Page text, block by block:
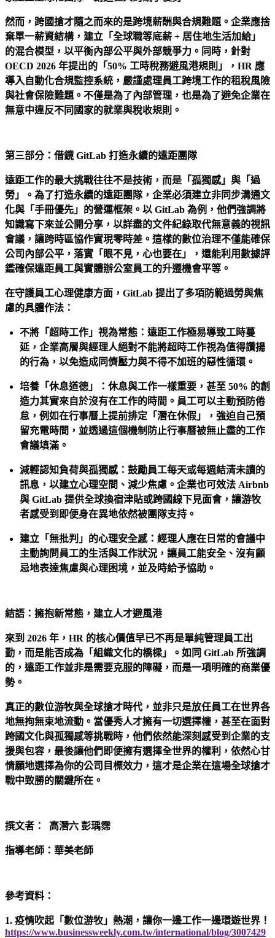
然而，跨國搶才隨之而來的是跨境薪酬與合規難題。企業應捨
棄單一薪資結構，建立「全球職等底薪 + 居住地生活加給」
的混合模型，以平衡內部公平與外部競爭力。同時，針對
OECD 2026 年提出的「50% 工時稅務避風港規則」，HR 應
導入自動化合規監控系統，嚴謹處理員工跨境工作的租稅風險
與社會保險難題。不僅是為了內部管理，也是為了避免企業在
無意中違反不同國家的就業與稅收規則。
第三部分：借鏡 GitLab 打造永續的遠距團隊
遠距工作的最大挑戰往往不是技術，而是「孤獨感」與「過
勞」。為了打造永續的遠距團隊，企業必須建立非同步溝通文
化與「手冊優先」的營運框架。以 GitLab 為例，他們強調將
知識寫下來並公開分享，以詳盡的文件紀錄取代無意義的視訊
會議，讓跨時區協作實現零時差。這樣的數位治理不僅能確保
公司內部公平，落實「眼不見，心也要在」，還能利用數據評
鑑確保遠距員工與實體辦公室員工的升遷機會平等。
在守護員工心理健康方面，GitLab 提出了多項防範過勞與焦
慮的具體作法：
不將「超時工作」視為常態：遠距工作極易導致工時蔓
延，企業高層與經理人絕對不能將超時工作視為值得讚揚
的行為，以免造成同儕壓力與不得不加班的惡性循環。
培養「休息道德」：休息與工作一樣重要，甚至 50% 的創
造力其實來自於沒有在工作的時間。員工可以主動預防倦
怠，例如在行事曆上提前排定「潛在休假」，強迫自己預
留充電時間，並透過這個機制防止行事曆被無止盡的工作
會議填滿。
減輕認知負荷與孤獨感：鼓勵員工每天或每週結清未讀的
訊息，以建立心理空間、減少焦慮。企業也可效法 Airbnb
與 GitLab 提供全球換宿津貼或跨國線下見面會，讓游牧
者感受到即便身在異地依然被團隊支持。
建立「無批判」的心理安全感：經理人應在日常的會議中
主動詢問員工的生活與工作狀況，讓員工能安全、沒有顧
忌地表達焦慮與心理困境，並及時給予協助。
結語：擁抱新常態，建立人才避風港
來到 2026 年，HR 的核心價值早已不再是單純管理員工出
勤，而是能否成為「組織文化的橋樑」。如同 GitLab 所強調
的，遠距工作並非是需要克服的障礙，而是一項明確的商業優
勢。
真正的數位游牧與全球搶才時代，並非只是放任員工在世界各
地無拘無束地流動。當優秀人才擁有一切選擇權，甚至在面對
跨國文化與孤獨感等挑戰時，他們依然能深刻感受到企業的支
援與包容，最後讓他們即便擁有選擇全世界的權利，依然心甘
情願地選擇為你的公司目標效力，這才是企業在這場全球搶才
戰中致勝的關鍵所在。
撰文者： 高潛六 彭瑀霈
指導老師：華美老師
參考資料：
1. 疫情吹起「數位游牧」熱潮，讓你一邊工作一邊環遊世界！
https://www.businessweekly.com.tw/international/blog/3007429